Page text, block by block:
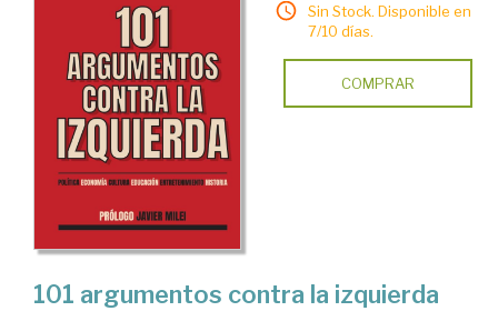
Sin Stock. Disponible en
7/10 días.
COMPRAR
101 argumentos contra la izquierda